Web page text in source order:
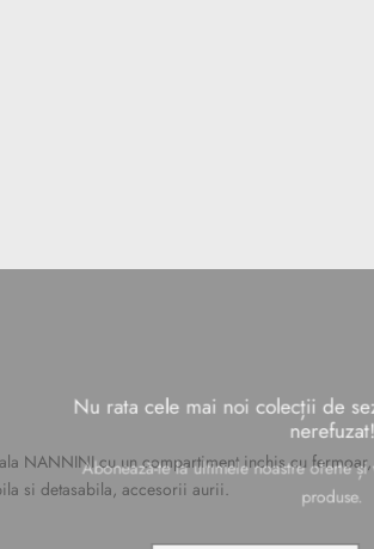
Nu rata cele mai noi colecții de
Abonează-te la ultimele noastre oferte
NANNINI cu un compartiment inchis cu
si detasabila, accesorii aurii.